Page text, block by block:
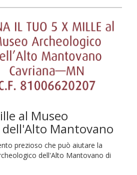
al Museo
Mantovano
prezioso che può aiutare la
dell'Alto Mantovano di